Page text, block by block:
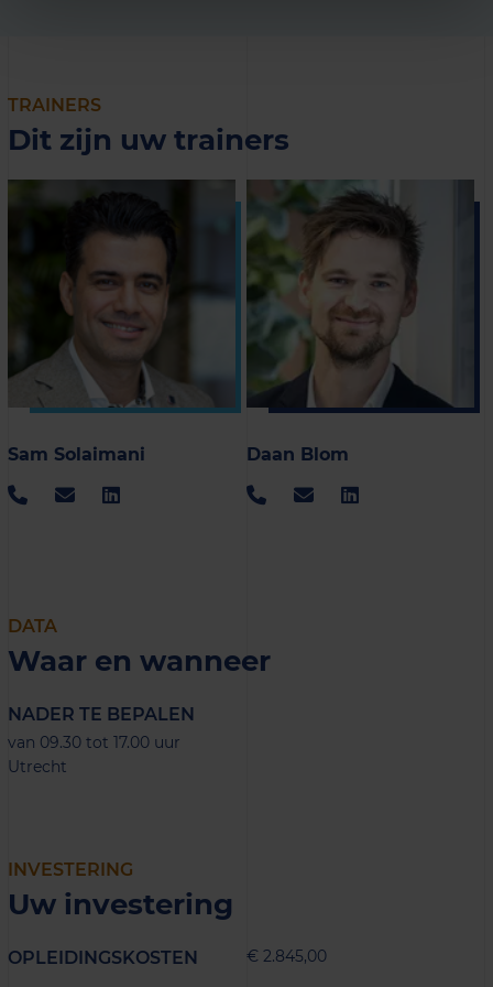
TRAINERS
Dit zijn uw trainers
Sam Solaimani Daan Blom
DATA
Waar en wanneer
NADER TE BEPALEN
van 09.30 tot 17.00 uur
Utrecht
INVESTERING
Uw investering
OPLEIDINGSKOSTEN € 2.845,00